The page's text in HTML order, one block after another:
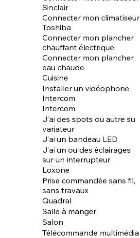
Sinclair
Connecter mon climatiseur
Toshiba
Connecter mon plancher
chauffant électrique
Connecter mon plancher
eau chaude
Cuisine
Installer un vidéophone
Intercom
Intercom
J'ai des spots ou autre su
variateur
J'ai un bandeau LED
J'ai un ou des éclairages
sur un interrupteur
Loxone
Prise commandée sans fil,
sans travaux
Quadral
Salle à manger
Salon
Télécommande multimédia